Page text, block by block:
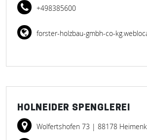
+498385600
forster-holzbau-gmbh-co-
HOLNEIDER SPENGLEREI
Wolfertshofen 73 | 88178